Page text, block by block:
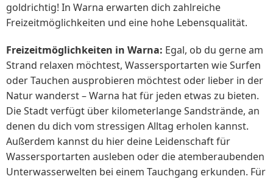
goldrichtig! In Warna erwarten dich zahlreiche
Freizeitmöglichkeiten und eine hohe Lebensqualität.
Freizeitmöglichkeiten in Warna: Egal, ob du gerne am
Strand relaxen möchtest, Wassersportarten wie Surfen
oder Tauchen ausprobieren möchtest oder lieber in der
Natur wanderst – Warna hat für jeden etwas zu bieten.
Die Stadt verfügt über kilometerlange Sandstrände, an
denen du dich vom stressigen Alltag erholen kannst.
Außerdem kannst du hier deine Leidenschaft für
Wassersportarten ausleben oder die atemberaubenden
Unterwasserwelten bei einem Tauchgang erkunden. Für